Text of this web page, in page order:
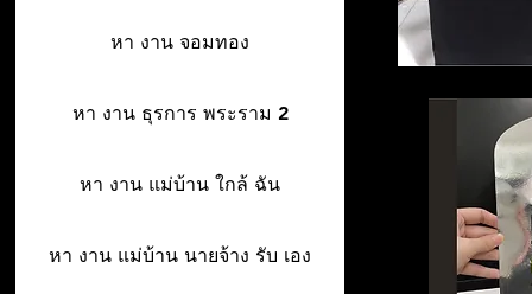
หา งาน จอมทอง
หา งาน ธุรการ พระราม 2
หา งาน แม่บ้าน ใกล้ ฉัน
หา งาน แม่บ้าน นายจ้าง รับ เอง